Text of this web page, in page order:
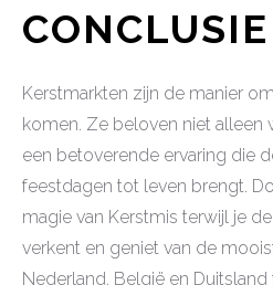
CONCLUSIE
Kerstmarkten zijn de manier
komen. Ze beloven niet alleen
een betoverende ervaring die
feestdagen tot leven brengt.
magie van Kerstmis terwijl je
verkent en geniet van de
Nederland, België en